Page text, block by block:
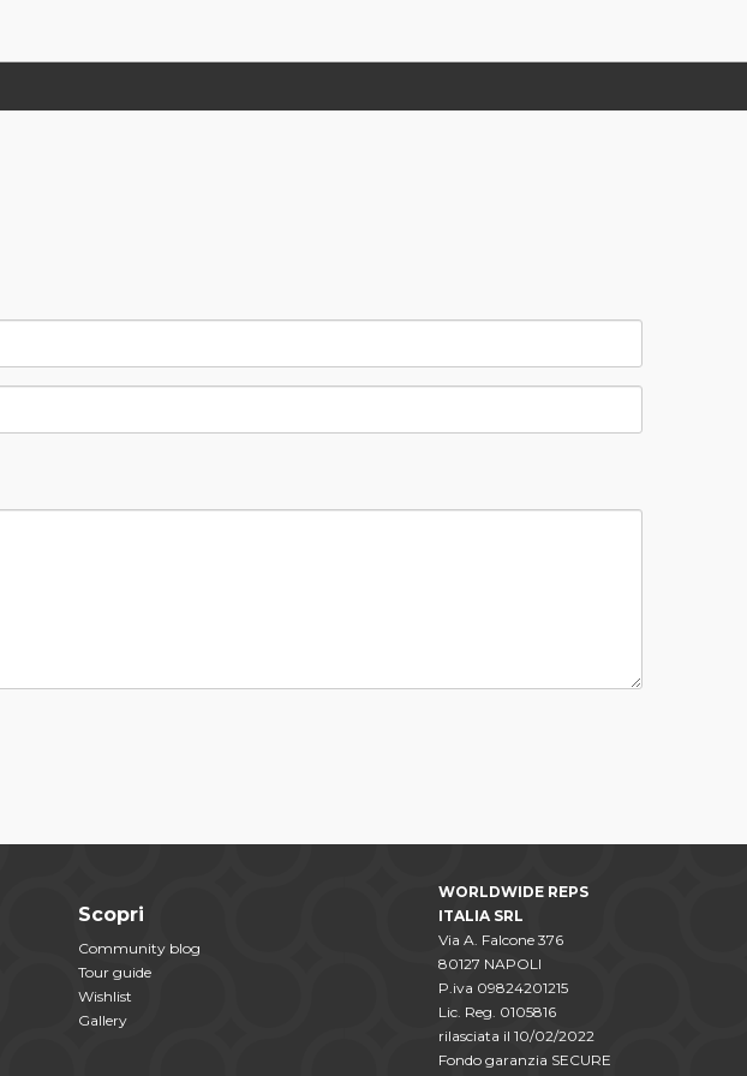
Scopri
Community blog
Tour guide
Wishlist
Gallery
WORLDWIDE REPS
ITALIA SRL
Via A. Falcone 376
80127 NAPOLI
P.iva 09824201215
Lic. Reg. 0105816
rilasciata il 10/02/2022
Fondo garanzia SECURE